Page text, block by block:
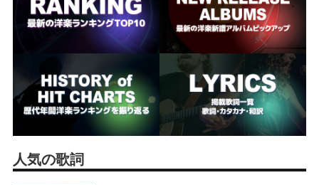
人気の歌詞